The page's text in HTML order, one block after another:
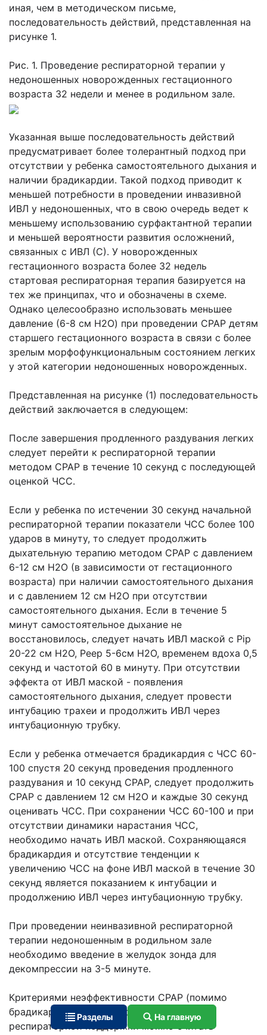
иная, чем в методическом письме,
последовательность действий, представленная на
рисунке 1.
Рис. 1. Проведение респираторной терапии у
недоношенных новорожденных гестационного
возраста 32 недели и менее в родильном зале.
Указанная выше последовательность действий
предусматривает более толерантный подход при
отсутствии у ребенка самостоятельного дыхания и
наличии брадикардии. Такой подход приводит к
меньшей потребности в проведении инвазивной
ИВЛ у недоношенных, что в свою очередь ведет к
меньшему использованию сурфактантной терапии
и меньшей вероятности развития осложнений,
связанных с ИВЛ (С). У новорожденных
гестационного возраста более 32 недель
стартовая респираторная терапия базируется на
тех же принципах, что и обозначены в схеме.
Однако целесообразно использовать меньшее
давление (6-8 см H2O) при проведении СРАР детям
старшего гестационного возраста в связи с более
зрелым морфофункциональным состоянием легких
у этой категории недоношенных новорожденных.
Представленная на рисунке (1) последовательность
действий заключается в следующем:
После завершения продленного раздувания легких
следует перейти к респираторной терапии
методом СРАР в течение 10 секунд с последующей
оценкой ЧСС.
Если у ребенка по истечении 30 секунд начальной
респираторной терапии показатели ЧСС более 100
ударов в минуту, то следует продолжить
дыхательную терапию методом СРАР с давлением
6-12 см H2O (в зависимости от гестационного
возраста) при наличии самостоятельного дыхания
и с давлением 12 см H2O при отсутствии
самостоятельного дыхания. Если в течение 5
минут самостоятельное дыхание не
восстановилось, следует начать ИВЛ маской с Pip
20-22 см Н2О, Рeep 5-6см H2O, временем вдоха 0,5
секунд и частотой 60 в минуту. При отсутствии
эффекта от ИВЛ маской - появления
самостоятельного дыхания, следует провести
интубацию трахеи и продолжить ИВЛ через
интубационную трубку.
Если у ребенка отмечается брадикардия с ЧСС 60-
100 спустя 20 секунд проведения продленного
раздувания и 10 секунд СРАР, следует продолжить
СРАР с давлением 12 см H2O и каждые 30 секунд
оценивать ЧСС. При сохранении ЧСС 60-100 и при
отсутствии динамики нарастания ЧСС,
необходимо начать ИВЛ маской. Сохраняющаяся
брадикардия и отсутствие тенденции к
увеличению ЧСС на фоне ИВЛ маской в течение 30
секунд является показанием к интубации и
продолжению ИВЛ через интубационную трубку.
При проведении неинвазивной респираторной
терапии недоношенным в родильном зале
необходимо введение в желудок зонда для
декомпрессии на 3-5 минуте.
Критериями неэффективности СРАР (помимо
брадикардии) как стартового метода
респираторной поддержки можно считать
Разделы На главную